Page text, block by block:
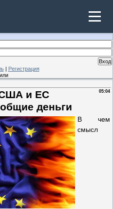
| Регистрация
или
05:04
США и ЕС
деньги
В чем
смысл